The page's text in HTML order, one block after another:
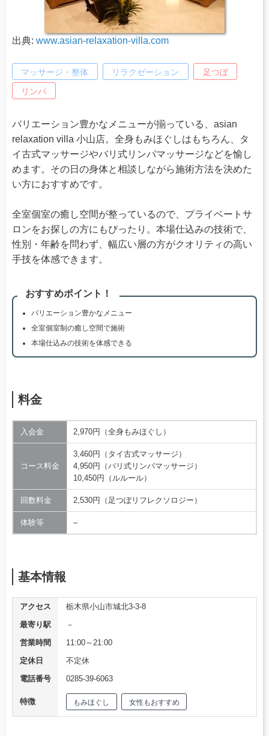
出典: www.asian-relaxation-villa.com
マッサージ・整体 リラクゼーション 足つぼ
リンパ
バリエーション豊かなメニューが揃っている、asian
relaxation villa 小山店。全身もみほぐしはもちろん、タ
イ古式マッサージやバリ式リンパマッサージなどを愉し
めます。その日の身体と相談しながら施術方法を決めた
い方におすすめです。
全室個室の癒し空間が整っているので、プライベートサ
ロンをお探しの方にもぴったり。本場仕込みの技術で、
性別・年齢を問わず、幅広い層の方がクオリティの高い
手技を体感できます。
おすすめポイント！
バリエーション豊かなメニュー
全室個室制の癒し空間で施術
本場仕込みの技術を体感できる
料金
入会金 2,970円（全身もみほぐし）
コース料金
3,460円（タイ古式マッサージ）
4,950円（バリ式リンパマッサージ）
10,450円（ルルール）
回数料金 2,530円（足つぼリフレクソロジー）
体験等 –
基本情報
アクセス
栃木県小山市城北3-3-8
最寄り駅
－
営業時間
11:00～21:00
定休日
不定休
電話番号
0285-39-6063
特徴 もみほぐし 女性もおすすめ